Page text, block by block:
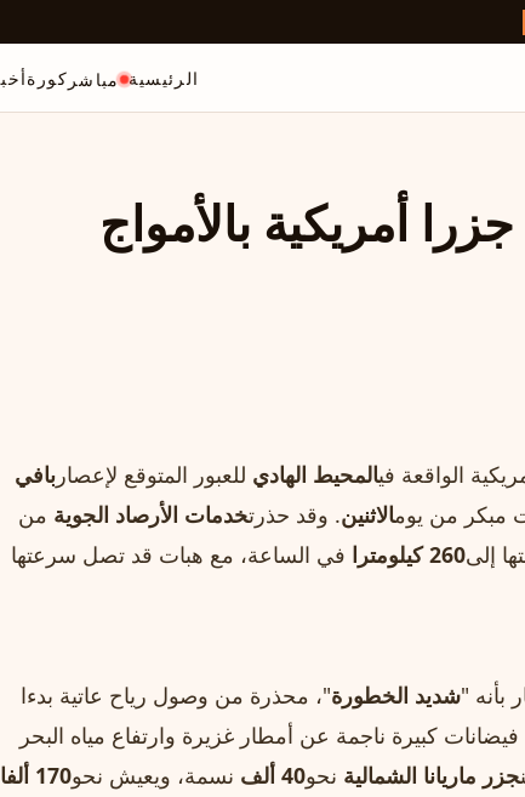
الرئيسية مباشر كورة
أمريكية بالأمواج
الواقعة فيالمحيط الهادي للعبور المتوقع لإعصار بافي
مبكر من يومالاثنين. وقد حذرتخدمات الأرصاد الجوية من
إلى260 كيلومترا
في الساعة، مع هبات قد تصل سرعتها
بأنه "شديد الخطورة"، محذرة من وصول رياح عاتية بدءا
كبيرة ناجمة عن أمطار غزيرة وارتفاع مياه البحر
جزر ماريانا الشمالية نحو40 ألف نسمة، ويعيش نحو170 ألفا